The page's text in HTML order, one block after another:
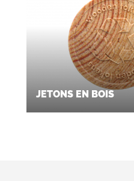
JETONS EN BOIS